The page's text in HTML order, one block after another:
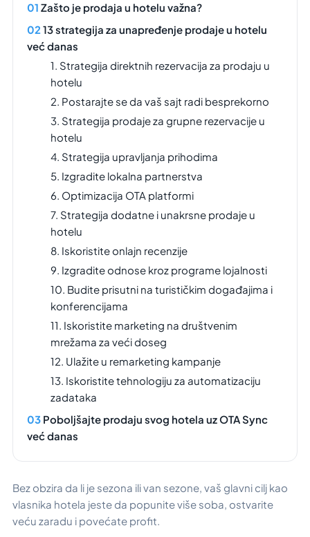
Zašto je prodaja u hotelu važna?
13 strategija za unapređenje prodaje u hotelu
već danas
1. Strategija direktnih rezervacija za prodaju u
hotelu
2. Postarajte se da vaš sajt radi besprekorno
3. Strategija prodaje za grupne rezervacije u
hotelu
4. Strategija upravljanja prihodima
5. Izgradite lokalna partnerstva
6. Optimizacija OTA platformi
7. Strategija dodatne i unakrsne prodaje u
hotelu
8. Iskoristite onlajn recenzije
9. Izgradite odnose kroz programe lojalnosti
10. Budite prisutni na turističkim događajima i
konferencijama
11. Iskoristite marketing na društvenim
mrežama za veći doseg
12. Ulažite u remarketing kampanje
13. Iskoristite tehnologiju za automatizaciju
zadataka
Poboljšajte prodaju svog hotela uz OTA Sync
već danas
Bez obzira da li je sezona ili van sezone, vaš glavni cilj kao
vlasnika hotela jeste da popunite više soba, ostvarite
veću zaradu i povećate profit.